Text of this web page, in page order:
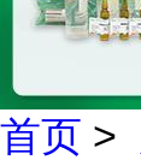
首页 >